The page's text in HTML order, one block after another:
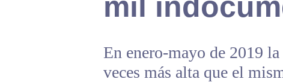
En enero-mayo de 2019
veces más alta que el